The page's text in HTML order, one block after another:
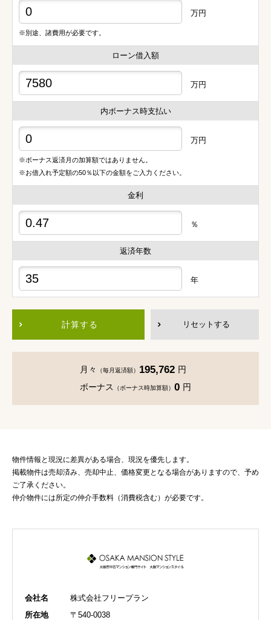
万円
※別途、諸費用が必要です。
ローン借入額
万円
内ボーナス時支払い
万円
※ボーナス返済月の加算額ではありません。
※お借入れ予定額の50％以下の金額をご入力ください。
金利
％
返済年数
年
計算する リセットする
月々 （毎月返済額） 195,762 円
ボーナス
（ボーナス時加算額） 0 円
物件情報と現況に差異がある場合、現況を優先します。
掲載物件は売却済み、売却中止、価格変更となる場合がありますので、予め
ご了承ください。
仲介物件には所定の仲介手数料（消費税含む）が必要です。
会社名
株式会社フリープラン
所在地
〒540-0038